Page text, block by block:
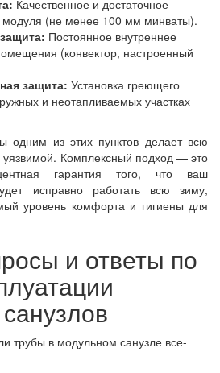
Качественное и достаточное
модуля (не менее 100 мм минваты).
Постоянное внутреннее
(конвектор, настроенный
защита: Установка греющего
и неотапливаемых участках
одним из этих пунктов делает всю
уязвимой. Комплексный подход — это
гарантия того, что ваш
исправно работать всю зиму,
уровень комфорта и гигиены для
и ответы по
трубы в модульном санузле все-